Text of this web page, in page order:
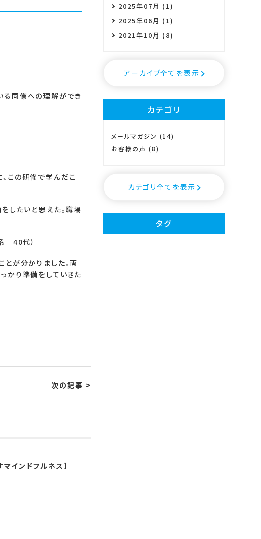
る同僚への理解ができ
この研修で学んだこ
したいと思えた。職場
40代）
とが分かりました。両
かり準備をしていきた
次の記事 >
インドフルネス】
2025年07月 (1)
2025年06月 (1)
2021年10月 (8)
アーカイブ全てを表示
カテゴリ
メールマガジン (14)
お客様の声 (8)
カテゴリ全てを表示
タグ